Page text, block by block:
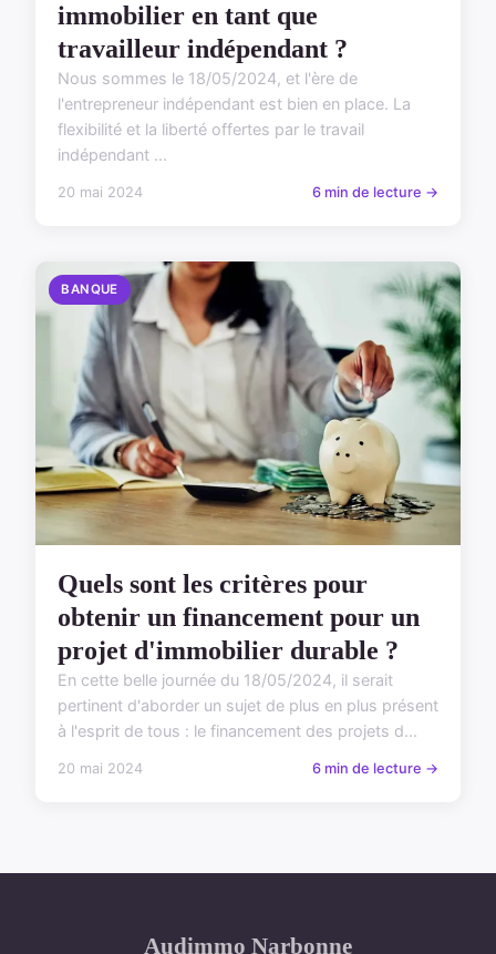
immobilier en tant que
travailleur indépendant ?
Nous sommes le 18/05/2024, et l'ère de
l'entrepreneur indépendant est bien en place. La
flexibilité et la liberté offertes par le travail
indépendant ...
20 mai 2024 6 min de lecture →
BANQUE
Quels sont les critères pour
obtenir un financement pour un
projet d'immobilier durable ?
En cette belle journée du 18/05/2024, il serait
pertinent d'aborder un sujet de plus en plus présent
à l'esprit de tous : le financement des projets d...
20 mai 2024 6 min de lecture →
Audimmo Narbonne